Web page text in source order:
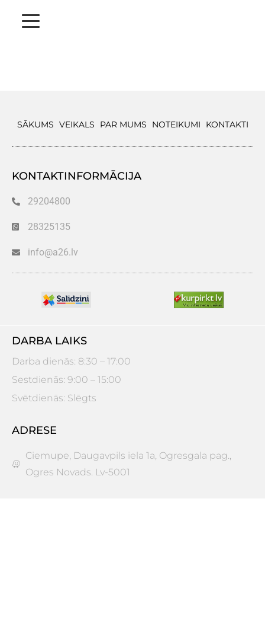
SĀKUMS VEIKALS PAR MUMS NOTEIKUMI KONTAKTI
KONTAKTINFORMĀCIJA
29204800
28325135
info@a26.lv
DARBA LAIKS
Darba dienās: 8:30 – 17:00
Sestdienās: 9:00 – 15:00
Svētdienās: Slēgts
ADRESE
Ciemupe, Daugavpils iela 1a, Ogresgala pag.,
Ogres Novads. Lv-5001